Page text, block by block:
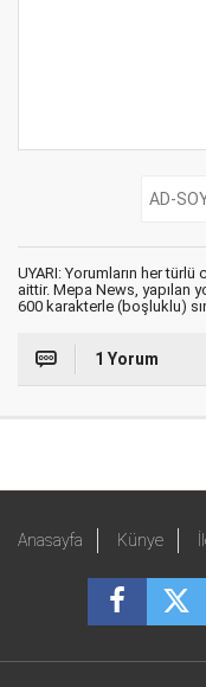
UYARI: Yorumların her
aittir. Mepa News, yapılan
600 karakterle (boşluklu)
1 Yorum
Anasayfa Künye